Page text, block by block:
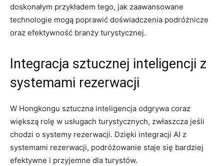
doskonałym przykładem tego, jak zaawansowane
technologie mogą poprawić doświadczenia podróżnicze
oraz efektywność branży turystycznej.
Integracja sztucznej inteligencji‌ z
systemami rezerwacji
W Hongkongu sztuczna inteligencja odgrywa coraz
⁣większą rolę ​w⁢ usługach ​turystycznych, zwłaszcza jeśli
chodzi o⁣ systemy rezerwacji. Dzięki integracji AI‌ z
systemami rezerwacji, podróżowanie staje ​się bardziej
efektywne i przyjemne dla ⁣turystów.